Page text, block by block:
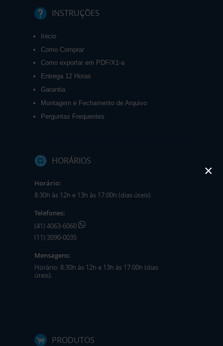
INSTRUÇÕES
Inicio
Como Comprar
Como exportar em PDF/X1-a
Entrega 12 Horas
Garantia
Montagem e Fechamento de Arquivo
Perguntas Frequentes
HORÁRIOS
Horário:
8:30h às 12h e 13h às 17:00h (dias úteis).
Telefones:
(41) 4063-6060
(11) 3090-0035
Mensagens:
Horário: 8:30h às 12h e 13h às 17:00h (dias
úteis).
PRODUTOS
×